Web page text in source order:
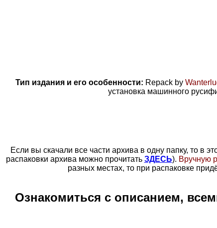
Тип издания и его особенности: Repack by
установка машинного
Если вы скачали все части архива в одну папку, то в
распаковки архива можно прочитать ЗДЕСЬ). Вручную
разных местах, то при распаковке
Ознакомиться с описанием,